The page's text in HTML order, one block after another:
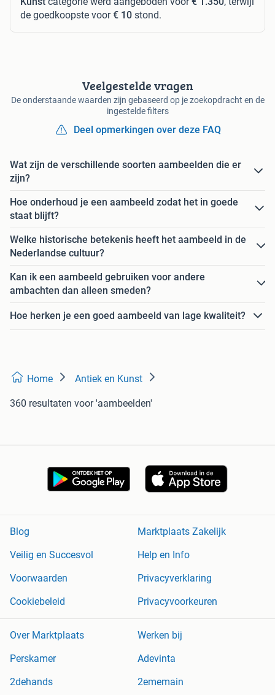
de goedkoopste voor€ 10 stond.
Veelgestelde vragen
De onderstaande waarden zijn gebaseerd op je zoekopdracht en de
ingestelde filters
Deel opmerkingen over deze FAQ
Wat zijn de verschillende soorten aambeelden die er
zijn?
Hoe onderhoud je een aambeeld zodat het in goede
staat blijft?
Welke historische betekenis heeft het aambeeld in de
Nederlandse cultuur?
Kan ik een aambeeld gebruiken voor andere
ambachten dan alleen smeden?
Hoe herken je een goed aambeeld van lage kwaliteit?
Home Antiek en Kunst
360 resultaten voor 'aambeelden'
Blog
Marktplaats Zakelijk
Veilig en Succesvol
Help en Info
Voorwaarden
Privacyverklaring
Cookiebeleid
Privacyvoorkeuren
Over Marktplaats
Werken bij
Perskamer
Adevinta
2dehands
2ememain